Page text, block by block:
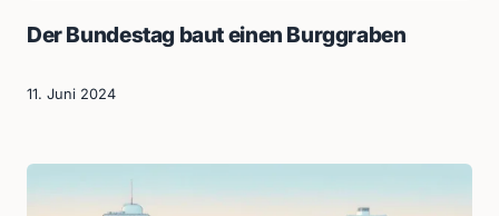
Der Bundestag baut einen Burggraben
11. Juni 2024